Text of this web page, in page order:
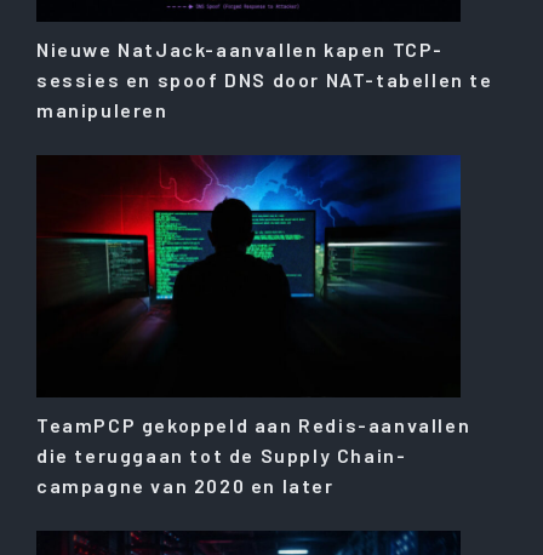
Nieuwe NatJack-aanvallen kapen TCP-
sessies en spoof DNS door NAT-tabellen te
manipuleren
TeamPCP gekoppeld aan Redis-aanvallen
die teruggaan tot de Supply Chain-
campagne van 2020 en later